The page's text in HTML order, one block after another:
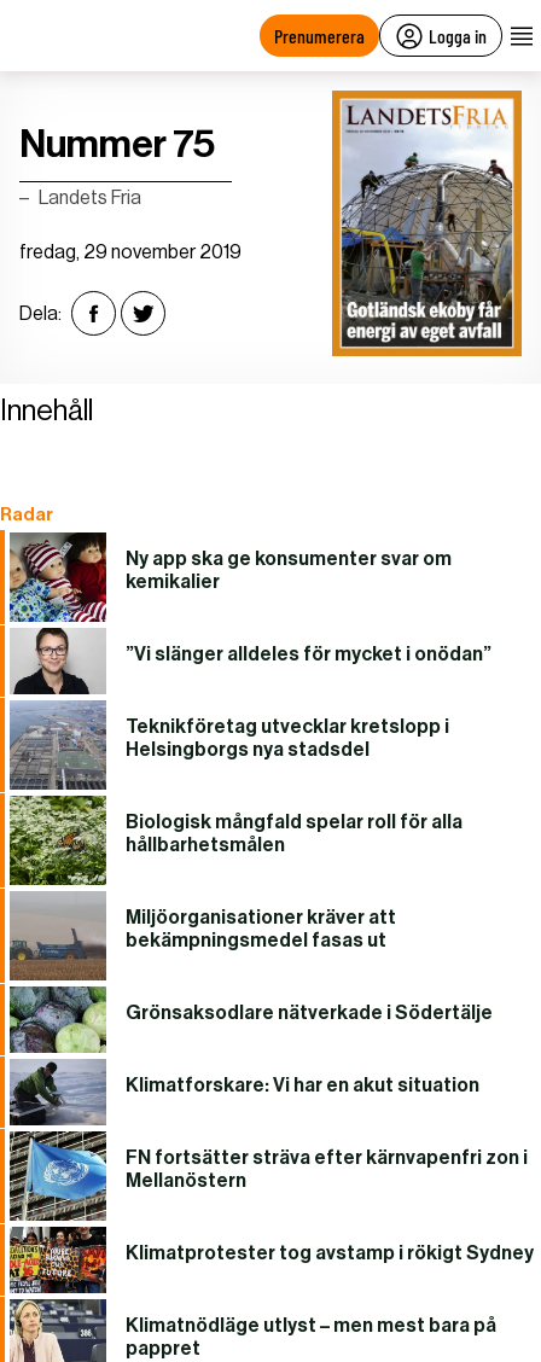
Prenumerera Logga in
Nummer 75
Landets Fria
fredag, 29 november 2019
Dela:
Innehåll
Radar
Ny app ska ge konsumenter svar om
kemikalier
”Vi slänger alldeles för mycket i onödan”
Teknikföretag utvecklar kretslopp i
Helsingborgs nya stadsdel
Biologisk mångfald spelar roll för alla
hållbarhetsmålen
Miljöorganisationer kräver att
bekämpningsmedel fasas ut
Grönsaksodlare nätverkade i Södertälje
Klimatforskare: Vi har en akut situation
FN fortsätter sträva efter kärnvapenfri zon i
Mellanöstern
Klimatprotester tog avstamp i rökigt Sydney
Klimatnödläge utlyst – men mest bara på
pappret